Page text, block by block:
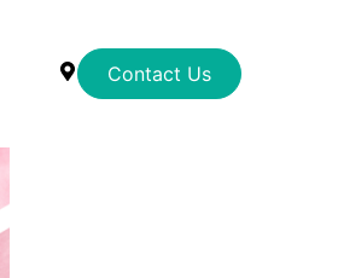
Contact Us